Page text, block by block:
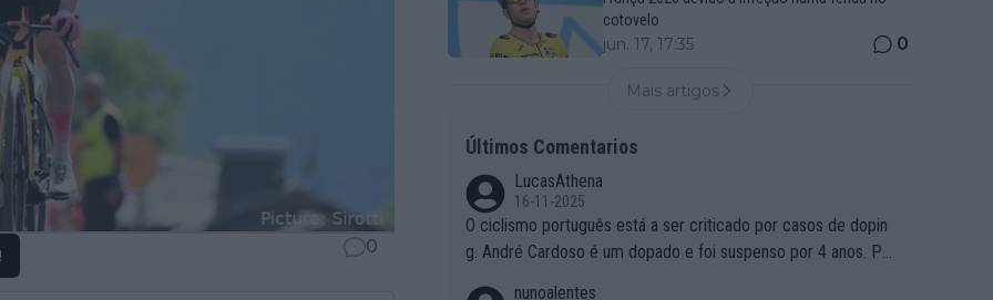
0
cotovelo
jun. 17, 17:35 0
Mais artigos
Últimos Comentarios
LucasAthena
16-11-2025
O ciclismo português está a ser criticado por casos de dopin
g. André Cardoso é um dopado e foi suspenso por 4 anos. Po
nunoalentes